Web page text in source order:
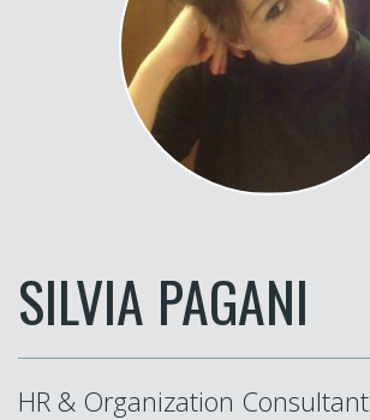
SILVIA PAGANI
HR & Organization Consultant